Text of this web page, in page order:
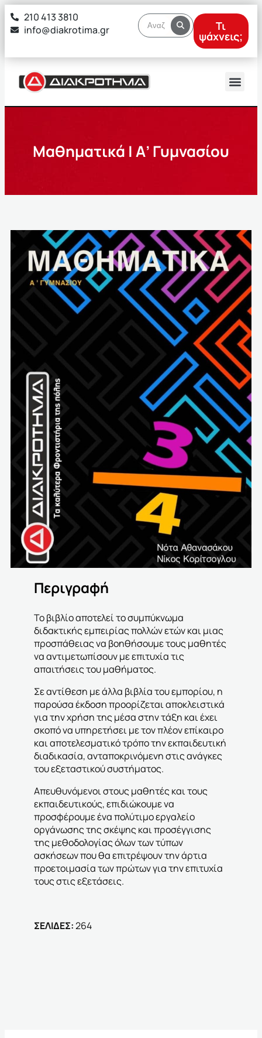
στο
περιεχόμενο
210 413 3810
info@diakrotima.gr
Τι
ψάχνεις;
Μαθηματικά | Α’ Γυμνασίου
Περιγραφή
Το βιβλίο αποτελεί το συμπύκνωμα
διδακτικής εμπειρίας πολλών ετών και μιας
προσπάθειας να βοηθήσουμε τους μαθητές
να αντιμετωπίσουν με επιτυχία τις
απαιτήσεις του μαθήματος.
Σε αντίθεση με άλλα βιβλία του εμπορίου, η
παρούσα έκδοση προορίζεται αποκλειστικά
για την χρήση της μέσα στην τάξη και έχει
σκοπό να υπηρετήσει με τον πλέον επίκαιρο
και αποτελεσματικό τρόπο την εκπαιδευτική
διαδικασία, ανταποκρινόμενη στις ανάγκες
του εξεταστικού συστήματος.
Απευθυνόμενοι στους μαθητές και τους
εκπαιδευτικούς, επιδιώκουμε να
προσφέρουμε ένα πολύτιμο εργαλείο
οργάνωσης της σκέψης και προσέγγισης
της μεθοδολογίας όλων των τύπων
ασκήσεων που θα επιτρέψουν την άρτια
προετοιμασία των πρώτων για την επιτυχία
τους στις εξετάσεις.
ΣΕΛΙΔΕΣ:264